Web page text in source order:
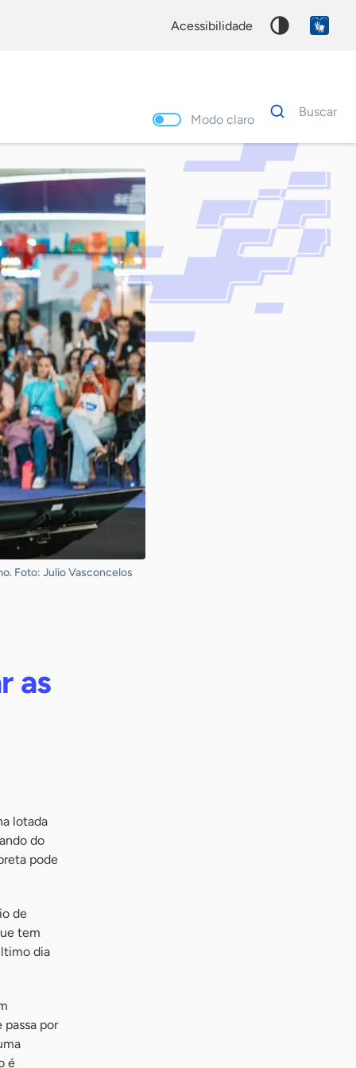
acessibilidade
Modo claro
Dados
para
Buscar
Palavra
chave
Foto: Julio Vasconcelos
as
lotada
do
pode
de
tem
dia
por
é